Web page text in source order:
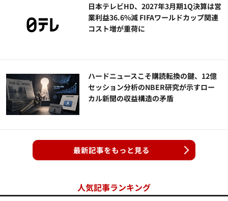
日本テレビHD、2027年3月期1Q決算は営
業利益36.6%減 FIFAワールドカップ関連
コスト増が重荷に
ハードニュースこそ購読転換の鍵、12億
セッション分析のNBER研究が示すロー
カル新聞の収益構造の矛盾
最新記事をもっと見る
人気記事ランキング